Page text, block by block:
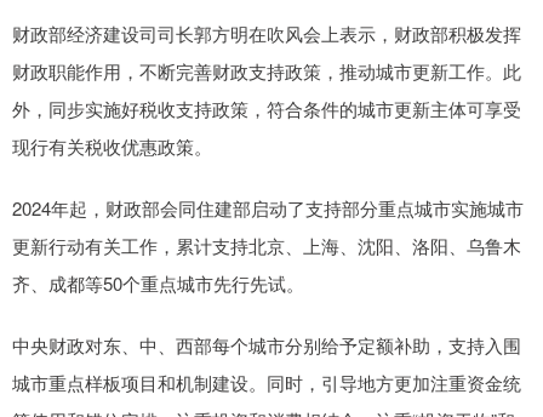
财政部经济建设司司长郭方明在吹风会上表示，财政部积极发挥
财政职能作用，不断完善财政支持政策，推动城市更新工作。此
外，同步实施好税收支持政策，符合条件的城市更新主体可享受
现行有关税收优惠政策。
2024年起，财政部会同住建部启动了支持部分重点城市实施城市
更新行动有关工作，累计支持北京、上海、沈阳、洛阳、乌鲁木
齐、成都等50个重点城市先行先试。
中央财政对东、中、西部每个城市分别给予定额补助，支持入围
城市重点样板项目和机制建设。同时，引导地方更加注重资金统